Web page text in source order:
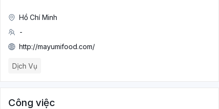
Hồ Chí Minh
-
http://mayumifood.com/
Dịch Vụ
Công việc